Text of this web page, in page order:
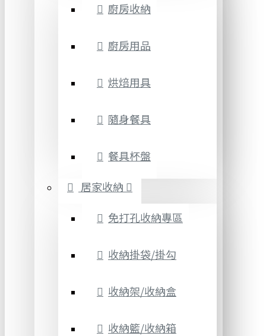
廚房收納
廚房用品
烘焙用具
隨身餐具
餐具杯盤
居家收納
免打孔收納專區
收納掛袋/掛勾
收納架/收納盒
收納籃/收納箱